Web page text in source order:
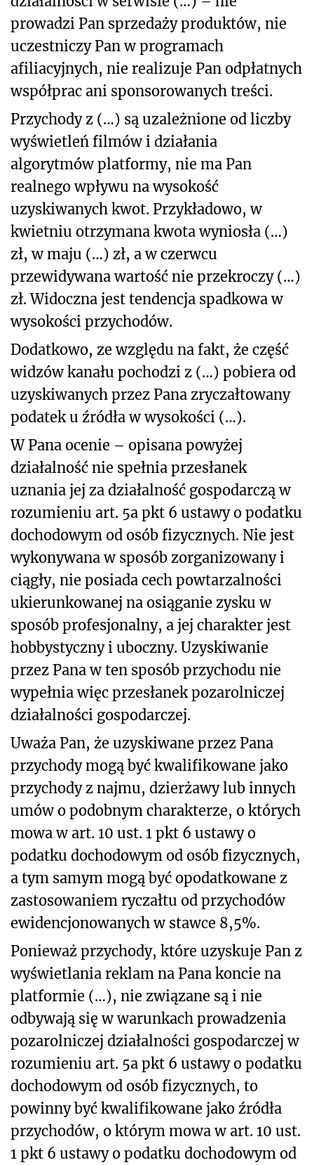
prowadzi Pan sprzedaży produktów, nie
uczestniczy Pan w programach
afiliacyjnych, nie realizuje Pan odpłatnych
współprac ani sponsorowanych treści.
Przychody z (…) są uzależnione od liczby
wyświetleń filmów i działania
algorytmów platformy, nie ma Pan
realnego wpływu na wysokość
uzyskiwanych kwot. Przykładowo, w
kwietniu otrzymana kwota wyniosła (…)
zł, w maju (…) zł, a w czerwcu
przewidywana wartość nie przekroczy (…)
zł. Widoczna jest tendencja spadkowa w
wysokości przychodów.
Dodatkowo, ze względu na fakt, że część
widzów kanału pochodzi z (…) pobiera od
uzyskiwanych przez Pana zryczałtowany
podatek u źródła w wysokości (…).
W Pana ocenie – opisana powyżej
działalność nie spełnia przesłanek
uznania jej za działalność gospodarczą w
rozumieniu art. 5a pkt 6 ustawy o podatku
dochodowym od osób fizycznych. Nie jest
wykonywana w sposób zorganizowany i
ciągły, nie posiada cech powtarzalności
ukierunkowanej na osiąganie zysku w
sposób profesjonalny, a jej charakter jest
hobbystyczny i uboczny. Uzyskiwanie
przez Pana w ten sposób przychodu nie
wypełnia więc przesłanek pozarolniczej
działalności gospodarczej.
Uważa Pan, że uzyskiwane przez Pana
przychody mogą być kwalifikowane jako
przychody z najmu, dzierżawy lub innych
umów o podobnym charakterze, o których
mowa w art. 10 ust. 1 pkt 6 ustawy o
podatku dochodowym od osób fizycznych,
a tym samym mogą być opodatkowane z
zastosowaniem ryczałtu od przychodów
ewidencjonowanych w stawce 8,5%.
Ponieważ przychody, które uzyskuje Pan z
wyświetlania reklam na Pana koncie na
platformie (…), nie związane są i nie
odbywają się w warunkach prowadzenia
pozarolniczej działalności gospodarczej w
rozumieniu art. 5a pkt 6 ustawy o podatku
dochodowym od osób fizycznych, to
powinny być kwalifikowane jako źródła
przychodów, o którym mowa w art. 10 ust.
1 pkt 6 ustawy o podatku dochodowym od